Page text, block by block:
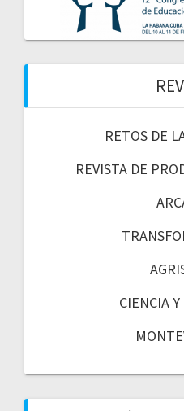
RETOS DE
REVISTA DE
CIENCIA